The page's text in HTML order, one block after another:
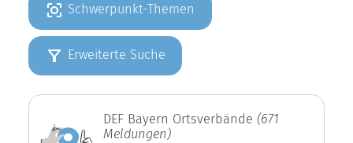
Schwerpunkt-Themen
Erweiterte Suche
DEF Bayern Ortsverbände (671
Meldungen)